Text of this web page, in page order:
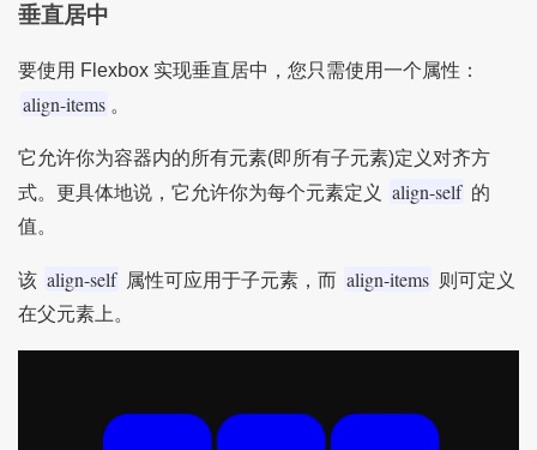
垂直居中
要使用 Flexbox 实现垂直居中，您只需使用一个属性：
align-items 。
它允许你为容器内的所有元素(即所有子元素)定义对齐方
式。更具体地说，它允许你为每个元素定义
align-self 的
值。
该 align-self 属性可应用于子元素，而 align-items
则可定义
在父元素上。